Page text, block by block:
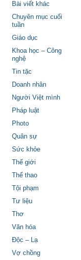
Bài viết khác
Chuyên mục cuối
tuần
Giáo dục
Khoa học – Công
nghệ
Tin tặc
Doanh nhân
Người Việt mình
Pháp luật
Photo
Quân sự
Sức khỏe
Thế giới
Thể thao
Tội phạm
Tư liệu
Thơ
Văn hóa
Độc – Lạ
Vợ chồng